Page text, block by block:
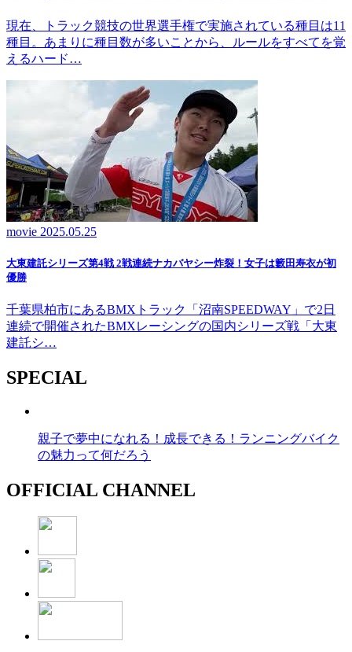
現在、トラック競技の世界選手権で実施されている種目は11
種目。あまりに種目数が多いことから、ルールをすべてを覚
えるハード…
movie 2025.05.25
大東建託シリーズ第4戦 2戦連続ナカバヤシー炸裂！女子は籔田寿衣が初
優勝
千葉県柏市にあるBMXトラック「沼南SPEEDWAY」で2日
連続で開催されたBMXレーシングの国内シリーズ戦「大東
建託シ…
SPECIAL
親子で夢中になれる！成長できる！ランニングバイク
の魅力って何だろう
OFFICIAL CHANNEL